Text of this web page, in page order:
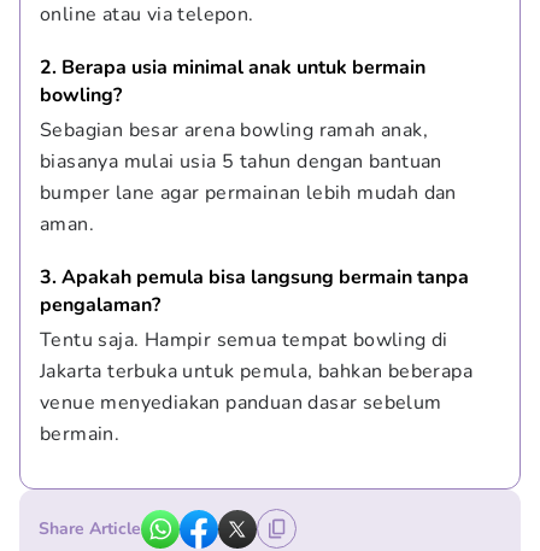
online atau via telepon.
2. Berapa usia minimal anak untuk bermain
bowling?
Sebagian besar arena bowling ramah anak,
biasanya mulai usia 5 tahun dengan bantuan
bumper lane agar permainan lebih mudah dan
aman.
3. Apakah pemula bisa langsung bermain tanpa
pengalaman?
Tentu saja. Hampir semua tempat bowling di
Jakarta terbuka untuk pemula, bahkan beberapa
venue menyediakan panduan dasar sebelum
bermain.
Share Article